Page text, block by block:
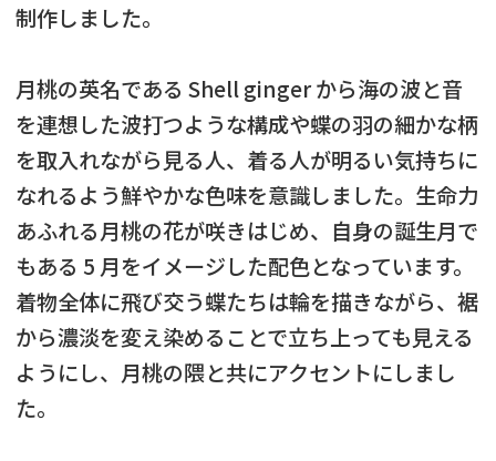
制作しました。
月桃の英名である Shell ginger から海の波と音
を連想した波打つような構成や蝶の羽の細かな柄
を取入れながら見る人、着る人が明るい気持ちに
なれるよう鮮やかな色味を意識しました。生命力
あふれる月桃の花が咲きはじめ、自身の誕生月で
もある 5 月をイメージした配色となっています。
着物全体に飛び交う蝶たちは輪を描きながら、裾
から濃淡を変え染めることで立ち上っても見える
ようにし、月桃の隈と共にアクセントにしまし
た。